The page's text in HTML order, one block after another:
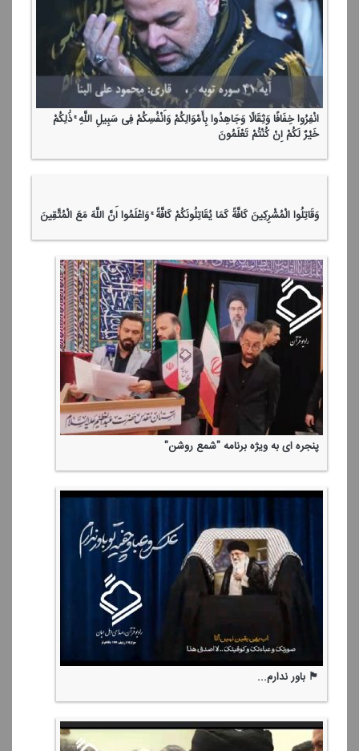
انْفِرُوا خِفَافًا وَثِقَالًا وَجَاهِدُوا بِأَمْوَالِكُمْ وَأَنْفُسِكُمْ فِی سَبِیلِ اللَّهِ ۚ ذَٰلِكُمْ
خَیْرٌ لَكُمْ إِنْ كُنْتُمْ تَعْلَمُونَ
وَقَاتِلُوا الْمُشْرِكِینَ كَافَّةً كَمَا یُقَاتِلُونَكُمْ كَافَّةً ۚ وَاعْلَمُوا أَنَّ اللَّهَ مَعَ الْمُتَّقِینَ
پنجره ای به ویژه برنامه "شمع روشن"
🏴 باور ندارم...